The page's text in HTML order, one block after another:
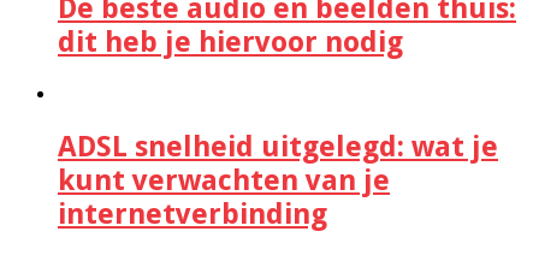
De beste audio en beelden thuis:
dit heb je hiervoor nodig
ADSL snelheid uitgelegd: wat je
kunt verwachten van je
internetverbinding